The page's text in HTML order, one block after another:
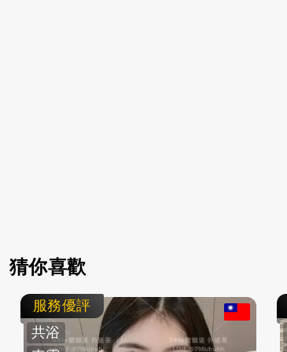
猜你喜歡
服務優評
共浴